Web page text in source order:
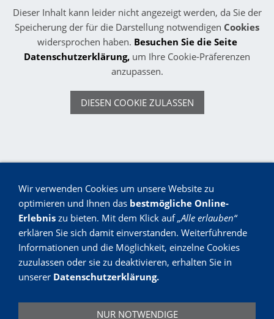
Dieser Inhalt kann leider nicht angezeigt werden, da Sie der
Speicherung der für die Darstellung notwendigen Cookies
widersprochen haben. Besuchen Sie die Seite
Datenschutzerklärung, um Ihre Cookie-Präferenzen
anzupassen.
DIESEN COOKIE ZULASSEN
THI Thomas Hartmann
Industriebedarf
info@thi-industriebedarf.de
Wir verwenden Cookies um unsere Website zu
optimieren und Ihnen das bestmögliche Online-
Erlebnis zu bieten. Mit dem Klick auf„Alle erlauben“
erklären Sie sich damit einverstanden. Weiterführende
Informationen und die Möglichkeit, einzelne Cookies
zuzulassen oder sie zu deaktivieren, erhalten Sie in
unserer Datenschutzerklärung.
NUR NOTWENDIGE